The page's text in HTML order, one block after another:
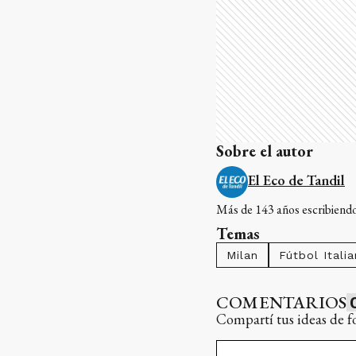
Sobre el autor
El Eco de Tandil
Más de 143 años
Temas
Milan Fútbol
COMENTARIOS
Compartí tus ideas de